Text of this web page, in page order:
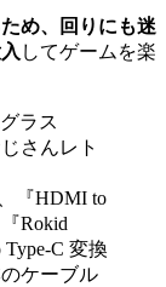
め、回りにも迷
してゲームを楽
『HDMI to
Rokid
C 変換
ケーブル